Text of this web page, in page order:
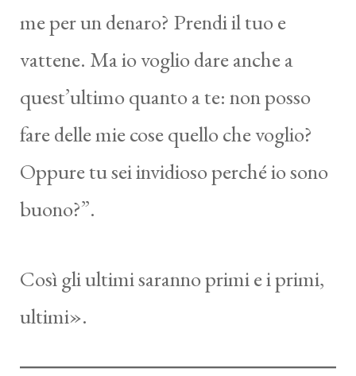
me per un denaro? Prendi il tuo e
vattene. Ma io voglio dare anche a
quest’ultimo quanto a te: non posso
fare delle mie cose quello che voglio?
Oppure tu sei invidioso perché io sono
buono?”.
Così gli ultimi saranno primi e i primi,
ultimi».